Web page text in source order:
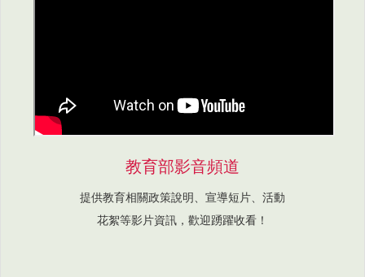
教育部影音頻道
提供教育相關政策說明、宣導短片、活動
花絮等影片資訊，歡迎踴躍收看！